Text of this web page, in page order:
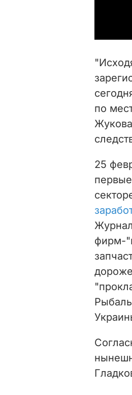
по
25
фирм-